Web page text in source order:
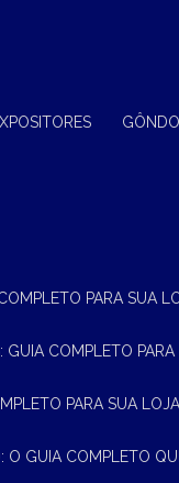
EXPOSITORES
PARA SUA
GUIA COMPLETO
PARA SUA LOJA
O GUIA COMPLETO